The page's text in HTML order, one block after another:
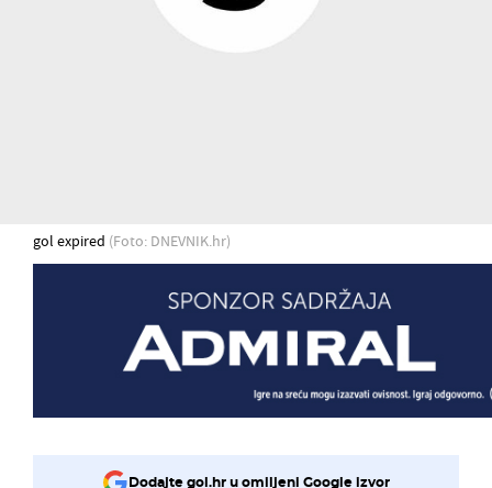
gol expired (Foto: DNEVNIK.hr)
Dodajte gol.hr u omiljeni Google izvor